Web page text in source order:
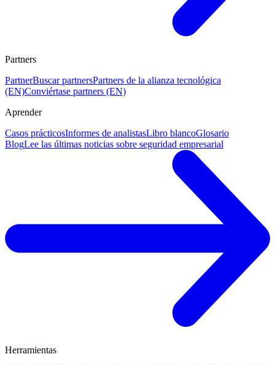
Partners
PartnerBuscar partnersPartners de la alianza tecnológica
(EN)Conviértase partners (EN)
Aprender
Casos prácticosInformes de analistasLibro blancoGlosario
BlogLee las últimas noticias sobre seguridad empresarial
Herramientas